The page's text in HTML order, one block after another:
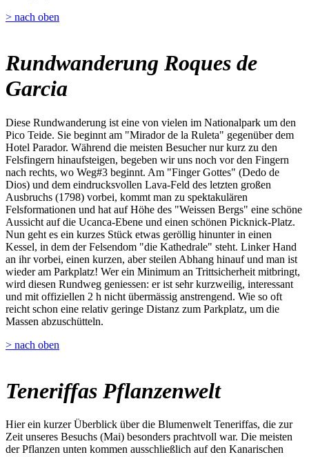
> nach oben
Rundwanderung Roques de
Garcia
Diese Rundwanderung ist eine von vielen im Nationalpark um den
Pico Teide. Sie beginnt am "Mirador de la Ruleta" gegenüber dem
Hotel Parador. Während die meisten Besucher nur kurz zu den
Felsfingern hinaufsteigen, begeben wir uns noch vor den Fingern
nach rechts, wo Weg#3 beginnt. Am "Finger Gottes" (Dedo de
Dios) und dem eindrucksvollen Lava-Feld des letzten großen
Ausbruchs (1798) vorbei, kommt man zu spektakulären
Felsformationen und hat auf Höhe des "Weissen Bergs" eine schöne
Aussicht auf die Ucanca-Ebene und einen schönen Picknick-Platz.
Nun geht es ein kurzes Stück etwas geröllig hinunter in einen
Kessel, in dem der Felsendom "die Kathedrale" steht. Linker Hand
an ihr vorbei, einen kurzen, aber steilen Abhang hinauf und man ist
wieder am Parkplatz! Wer ein Minimum an Trittsicherheit mitbringt,
wird diesen Rundweg geniessen: er ist sehr kurzweilig, interessant
und mit offiziellen 2 h nicht übermässig anstrengend. Wie so oft
reicht schon eine relativ geringe Distanz zum Parkplatz, um die
Massen abzuschütteln.
> nach oben
Teneriffas Pflanzenwelt
Hier ein kurzer Überblick über die Blumenwelt Teneriffas, die zur
Zeit unseres Besuchs (Mai) besonders prachtvoll war. Die meisten
der Pflanzen unten kommen ausschließlich auf den Kanarischen